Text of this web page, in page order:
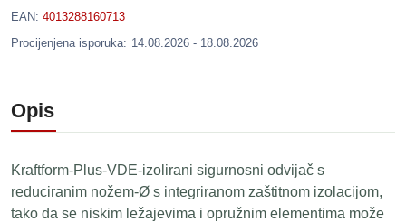
EAN: 4013288160713
Procijenjena isporuka: 14.08.2026 - 18.08.2026
Opis
Kraftform-Plus-VDE-izolirani sigurnosni odvijač s
reduciranim nožem-Ø s integriranom zaštitnom izolacijom,
tako da se niskim ležajevima i opružnim elementima može